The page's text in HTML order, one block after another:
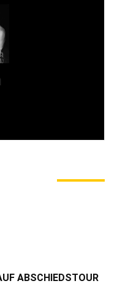
ABSCHIEDSTOUR